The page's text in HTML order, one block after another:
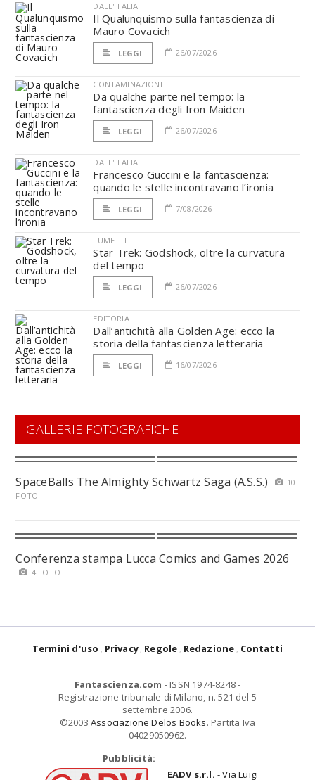
DALL'ITALIA
Il Qualunquismo sulla fantascienza di
Mauro Covacich
LEGGI 26/07/2026
CONTAMINAZIONI
Da qualche parte nel tempo: la
fantascienza degli Iron Maiden
LEGGI 26/07/2026
DALL'ITALIA
Francesco Guccini e la fantascienza:
quando le stelle incontravano l’ironia
LEGGI 7/08/2026
FUMETTI
Star Trek: Godshock, oltre la curvatura
del tempo
LEGGI 26/07/2026
EDITORIA
Dall’antichità alla Golden Age: ecco la
storia della fantascienza letteraria
LEGGI 16/07/2026
GALLERIE FOTOGRAFICHE
SpaceBalls The Almighty Schwartz Saga (A.S.S.)
10
FOTO
Conferenza stampa Lucca Comics and Games 2026
4 FOTO
Termini d'uso Privacy Regole Redazione Contatti
Fantascienza.com - ISSN 1974-8248 -
Registrazione tribunale di Milano, n. 521 del 5
settembre 2006.
©2003 Associazione Delos Books. Partita Iva
04029050962.
Pubblicità:
EADV s.r.l. - Via Luigi